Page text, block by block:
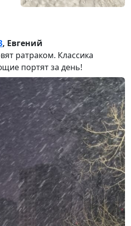
, Евгений
ратраком. Классика
портят за день!